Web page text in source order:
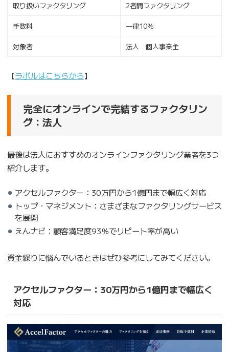
取り扱いファクタリング 2者間ファクタリング
手数料 一律10％
対象者 法人 個人事業主
【ラボルはこちらから】
完全にオンラインで完結するファクタリン
グ：法人
最後は法人におすすめのオンラインファクタリング業者を3つ
紹介します。
アクセルファクター：30万円から1億円まで幅広く対応
トップ・マネジメント：さまざまなファクタリングサービス
を展開
えんナビ：顧客満足度93％でリピート率が高い
資金繰りに悩んでいるときはぜひ参考にしてみてください。
アクセルファクター：30万円から1億円まで幅広く
対応